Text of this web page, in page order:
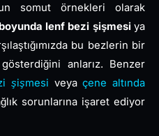
somut örnekleri olarak
boyunda lenf bezi şişmesiya
bu bezlerin bir
anlarız. Benzer
şişmesi veyaçene altında
sorunlarına işaret ediyor